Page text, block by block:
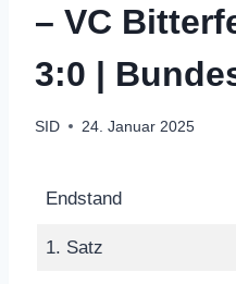
– VC
3:0 |
SID 24. Januar 2025
Endstand
1. Satz